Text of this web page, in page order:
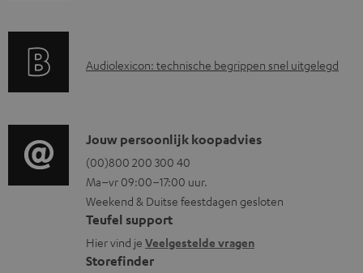
n
r
m
a
t
i
n
e
i
n
f
o
r
A
i
o
g
l
o
s
Audiolexicon: technische begrippen snel uitgelegd
C
o
n
t
a
c
Jouw persoonlijk koopadvies
(00)800 200 300 40
Ma–vr 09:00–17:00 uur.
Weekend & Duitse feestdagen gesloten
Teufel support
Hier vind je Veelgestelde vragen
Storefinder